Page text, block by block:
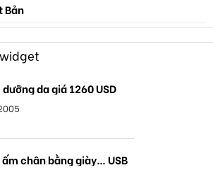
Bản
da giá 1260 USD
ấm chân bằng giày… USB